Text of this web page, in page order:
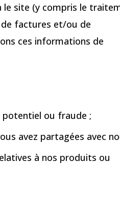
le site (y compris le
factures et/ou de
ces informations de
ou fraude ;
avez partagées avec
à nos produits ou